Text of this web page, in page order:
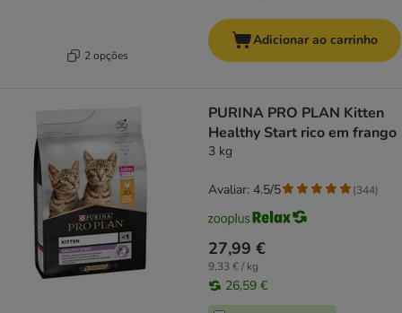
2 opções
Adicionar ao carrinho
PURINA PRO PLAN Kitten
Healthy Start rico em frango
3 kg
27,99 €
9,33 € / kg
26,59 €
Avaliar: 4.5/5 (344)